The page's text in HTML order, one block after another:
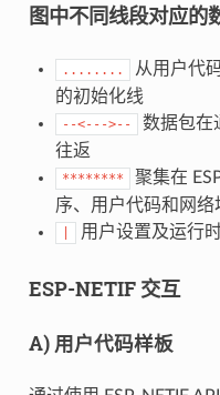
图中不同线段对应的
........
从用户代
的初始化线
--<--->--
数据包在
往返
********
聚集在
序、用户代码和网络
用户设置及运行
ESP-NETIF 交互
A) 用户代码样板